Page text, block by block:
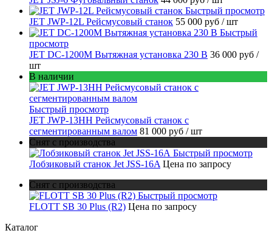
Быстрый просмотр
JET JWP-12L Рейсмусовый станок 55 000 руб / шт
Быстрый
просмотр
JET DC-1200M Вытяжная установка 230 В 36 000 руб /
шт
В наличии
Быстрый просмотр
JET JWP-13HH Рейсмусовый станок с
сегментированным валом 81 000 руб / шт
Снят с производства
Быстрый просмотр
Лобзиковый станок Jet JSS-16A Цена по запросу
Снят с производства
Быстрый просмотр
FLOTT SB 30 Plus (R2) Цена по запросу
Каталог